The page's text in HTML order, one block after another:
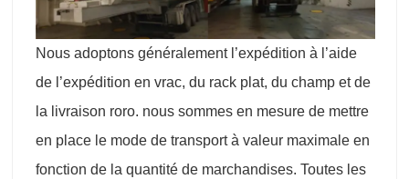
Nous adoptons généralement l’expédition à l’aide
de l’expédition en vrac, du rack plat, du champ et de
la livraison roro. nous sommes en mesure de mettre
en place le mode de transport à valeur maximale en
fonction de la quantité de marchandises. Toutes les